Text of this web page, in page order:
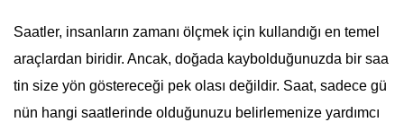
Saatler, insanların zamanı ölçmek için kullandığı en temel
araçlardan biridir. Ancak, doğada kaybolduğunuzda bir saa
tin size yön göstereceği pek olası değildir. Saat, sadece gü
nün hangi saatlerinde olduğunuzu belirlemenize yardımcı